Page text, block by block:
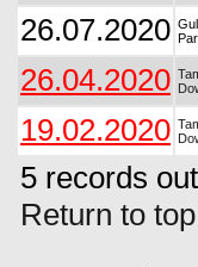
26.07.2020
26.04.2020
19.02.2020
5 records
Return to top